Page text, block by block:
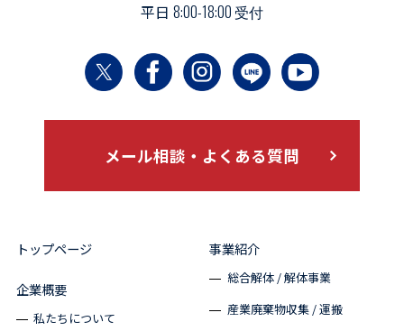
平日 8:00-18:00 受付
メール相談・よくある質問
トップページ
企業概要
私たちについて
事業紹介
総合解体 / 解体事業
産業廃棄物収集 / 運搬